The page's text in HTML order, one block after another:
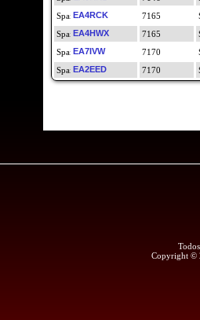
EA4RCK
7165
EA4HWX
7165
EA7IVW
7170
EA2EED
7170
Copyright ©